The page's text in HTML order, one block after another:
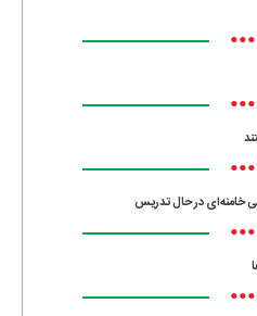
•••
•••
•••
خامنه‌ای در حال تدریس
•••
•••